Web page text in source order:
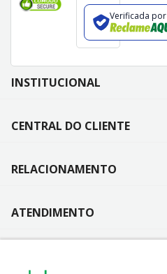
Verificada por
FORMAS DE
PAGAMENTO
INSTITUCIONAL
CENTRAL DO CLIENTE
RELACIONAMENTO
ATENDIMENTO